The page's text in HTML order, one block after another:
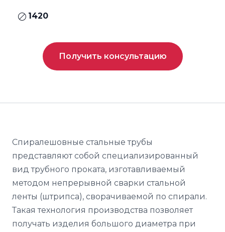
1420
Получить консультацию
Спиралешовные стальные трубы
представляют собой специализированный
вид трубного проката, изготавливаемый
методом непрерывной сварки стальной
ленты (штрипса), сворачиваемой по спирали.
Такая технология производства позволяет
получать изделия большого диаметра при